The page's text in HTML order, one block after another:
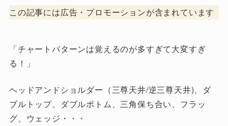
この記事には広告・プロモーションが含まれています
「チャートパターンは覚えるのが多すぎて大変すぎ
る！」
ヘッドアンドショルダー（三尊天井/逆三尊天井)、ダ
ブルトップ、ダブルボトム、三角保ち合い、フラッ
グ、ウェッジ・・・